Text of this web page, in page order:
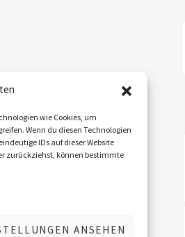
wie Cookies, um
Wenn du diesen Technologien
IDs auf dieser Website
zurückziehst, können bestimmte
ANSEHEN